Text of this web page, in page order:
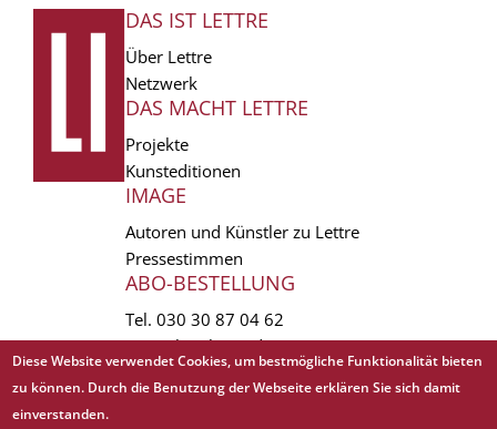
FUSSZEILE
DAS IST LETTRE
Über Lettre
Netzwerk
DAS MACHT LETTRE
Projekte
Kunsteditionen
IMAGE
Autoren und Künstler zu Lettre
Pressestimmen
ABO-BESTELLUNG
Tel. 030 30 87 04 62
vertrieb(at)lettre.de
Copyright © 1988 - 2026 Lettre International. All rights reserved.
Diese Website verwendet Cookies, um bestmögliche Funktionalität bieten
zu können. Durch die Benutzung der Webseite erklären Sie sich damit
einverstanden.